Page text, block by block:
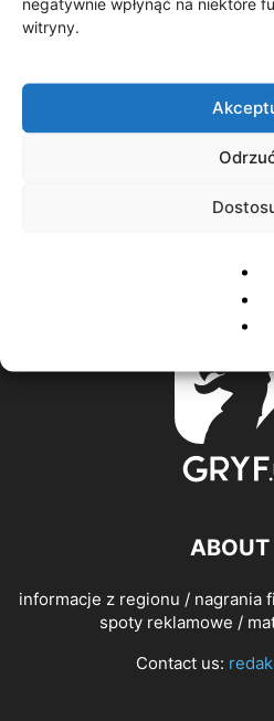
witryny.
9 czerwca 2026
2
ABOUT
informacje z regionu / nagrania
spoty reklamowe /
Contact us: